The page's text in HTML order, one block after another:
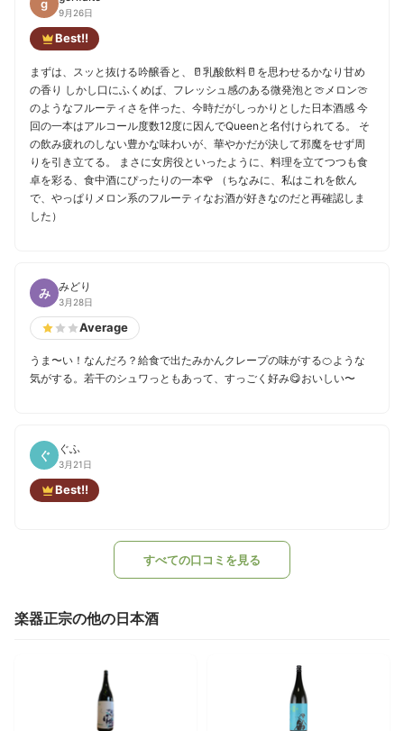
g
9月26日
Best!!
まずは、スッと抜ける吟醸香と、🥛乳酸飲料🥛を思わせるかなり甘め
の香り しかし口にふくめば、フレッシュ感のある微発泡と🍈メロン🍈
のようなフルーティさを伴った、今時だがしっかりとした日本酒感 今
回の一本はアルコール度数12度に因んでQueenと名付けられてる。 そ
の飲み疲れのしない豊かな味わいが、華やかだが決して邪魔をせず周
りを引き立てる。 まさに女房役といったように、料理を立てつつも食
卓を彩る、食中酒にぴったりの一本🌹 （ちなみに、私はこれを飲ん
で、やっぱりメロン系のフルーティなお酒が好きなのだと再確認しま
した）
み みどり
3月28日
Average
うま〜い！なんだろ？給食で出たみかんクレープの味がする🍊ような
気がする。若干のシュワっともあって、すっごく好み😋おいしい〜
ぐ ぐふ
3月21日
Best!!
すべての口コミを見る
楽器正宗の他の日本酒